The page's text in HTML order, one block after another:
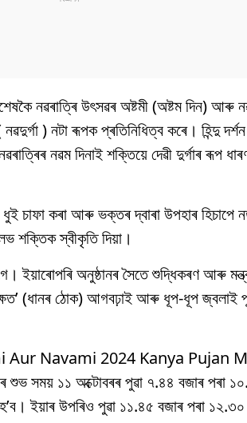
নৱৰাত্ৰি উৎসৱৰ অষ্টমী (অষ্টম দিন)
) নটা ৰূপক প্ৰতিনিধিত্ব কৰে। হিন্দু
নৱম দিনাই শক্তিয়ে দেৱী দুৰ্গাৰ ৰূপ
ধুই চাফা কৰা আৰু ভক্তৰ দ্বাৰা উপহাৰ
শক্তিক স্বীকৃতি দিয়া।
ইয়াৰোপৰি অনুষ্ঠানৰ সৈতে শুদ্ধিকৰণ আৰু
(ধানৰ ঠোক) আগবঢ়াই আৰু ধূপ-ধূপ
Aur Navami 2024 Kanya Pujan
শুভ সময় ১১ অক্টোবৰৰ পুৱা ৭.৪৪ বজাৰ পৰা
ইয়াৰ উপৰিও পুৱা ১১.৪৫ বজাৰ পৰা